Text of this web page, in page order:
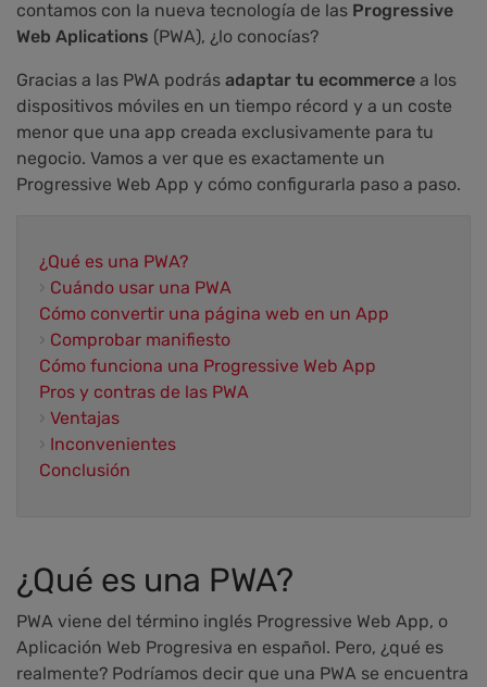
contamos con la nueva tecnología de las Progressive
Web Aplications (PWA), ¿lo conocías?
Gracias a las PWA podrás adaptar tu ecommerce a los
dispositivos móviles en un tiempo récord y a un coste
menor que una app creada exclusivamente para tu
negocio. Vamos a ver que es exactamente un
Progressive Web App y cómo configurarla paso a paso.
¿Qué es una PWA?
› Cuándo usar una PWA
Cómo convertir una página web en un App
› Comprobar manifiesto
Cómo funciona una Progressive Web App
Pros y contras de las PWA
› Ventajas
› Inconvenientes
Conclusión
¿Qué es una PWA?
PWA viene del término inglés Progressive Web App, o
Aplicación Web Progresiva en español. Pero, ¿qué es
realmente? Podríamos decir que una PWA se encuentra